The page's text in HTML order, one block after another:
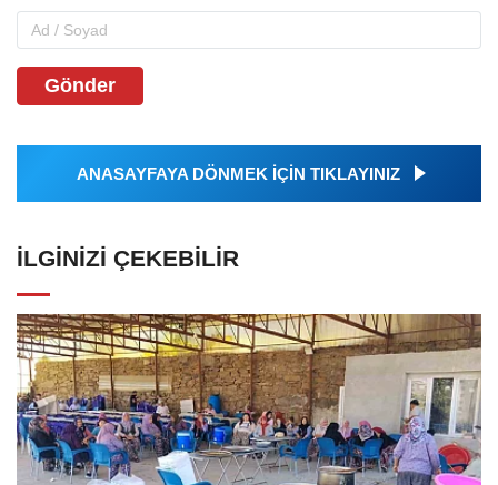
Gönder
ANASAYFAYA DÖNMEK İÇİN TIKLAYINIZ
İLGINIZI ÇEKEBILIR